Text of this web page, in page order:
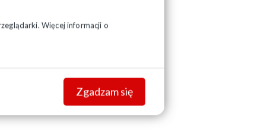
Więcej informacji o
Zgadzam się